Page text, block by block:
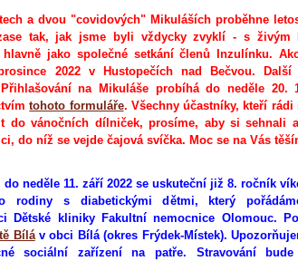
a dvou "covidových" Mikuláších proběhne
tak, jak jsme byli vždycky zvyklí - s živým
jako společné setkání členů Inzulínku.
2022 v Hustopečích nad Bečvou.
na Mikuláše probíhá do neděle 20.
tohoto formuláře. Všechny účastníky, kteří
do vánočních dílniček, prosíme, aby si sehnali
do níž se vejde čajová svíčka. Moc se na Vás
do neděle 11. září 2022 se uskuteční již 8. ročník
rodiny s diabetickými dětmi, který
Dětské kliniky Fakultní nemocnice Olomouc.
Bíláv obci Bílá (okres Frýdek-Místek).
sociální zařízení na patře. Stravování